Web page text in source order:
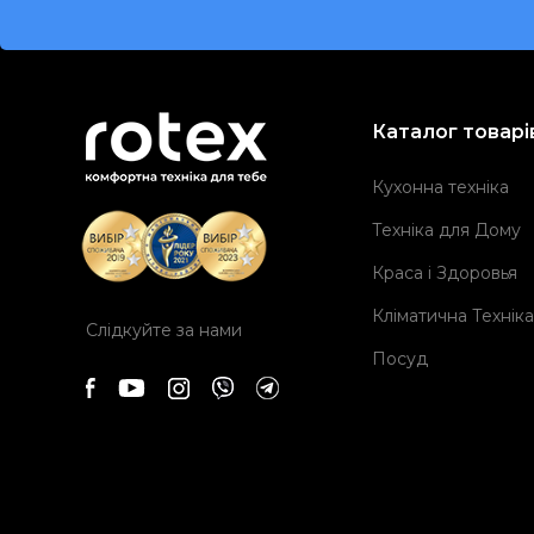
Слідкуйте за нами
Каталог
Кухонна техніка
Техніка для Дому
Краса і Здоровья
Кліматична Техніка
Посуд